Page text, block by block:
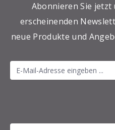
Abonnieren Sie
erscheinenden
neue Produkte und